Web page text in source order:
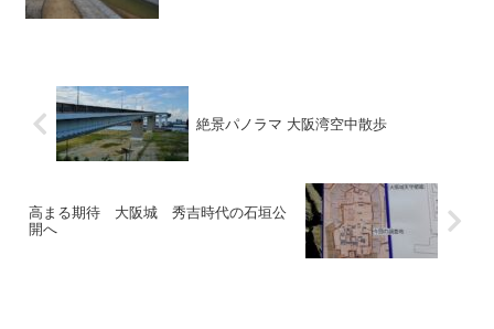
絶景パノラマ 大阪湾空中散歩
高まる期待 大阪城 秀吉時代の石垣公
開へ